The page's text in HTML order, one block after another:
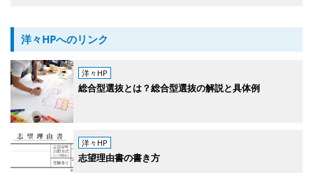
洋々HPへのリンク
洋々HP
総合型選抜とは？総合型選抜の解説と具体例
洋々HP
志望理由書の書き方